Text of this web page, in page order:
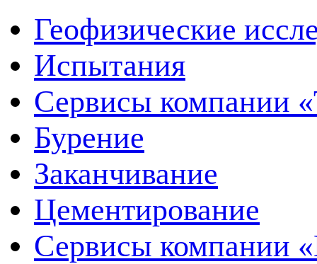
Геофизические
Испытания
Сервисы компании
Бурение
Заканчивание
Цементирование
Сервисы компании